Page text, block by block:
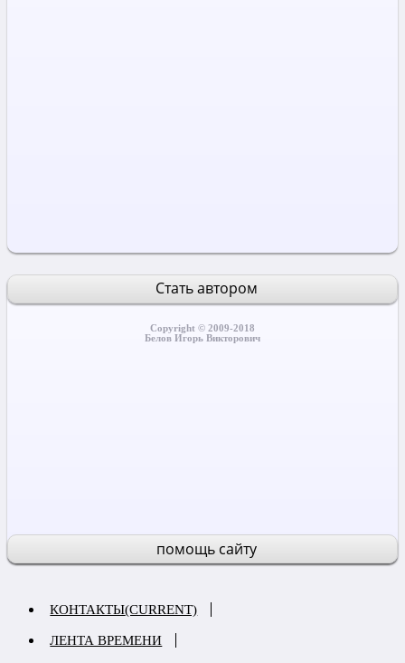
Стать автором
Copyright © 2009-2018
Белов Игорь Викторович
помощь сайту
КОНТАКТЫ(CURRENT)
ЛЕНТА ВРЕМЕНИ